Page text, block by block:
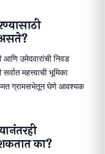
आणि उमेदवारांची निवड
महत्त्वाची भूमिका
ग्रामसभेतून घेणे आवश्यक
का?